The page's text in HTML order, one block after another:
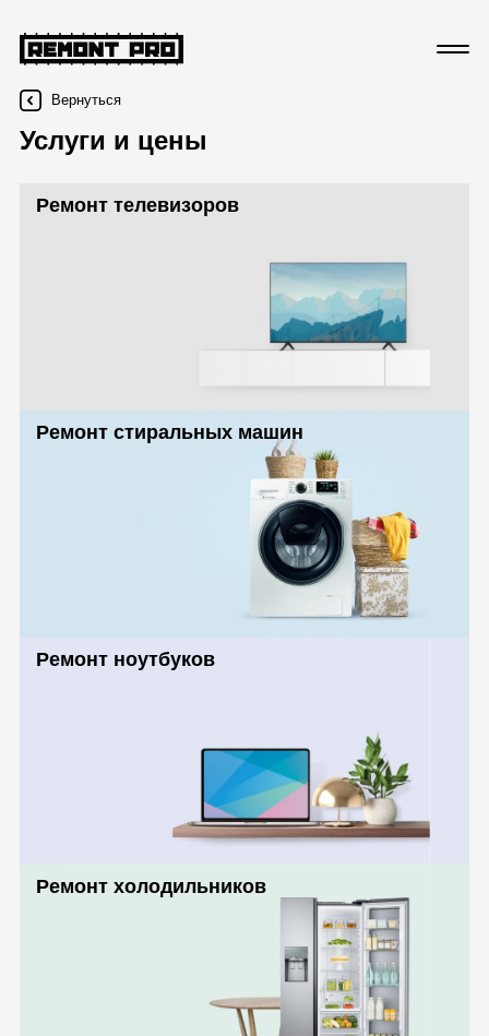
Вернуться
Услуги и цены
Ремонт телевизоров
Ремонт стиральных машин
Ремонт ноутбуков
Ремонт холодильников